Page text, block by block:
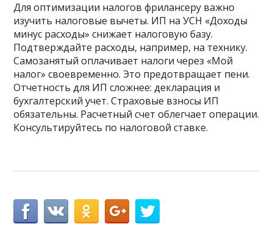
Для оптимизации налогов фрилансеру важно
изучить налоговые вычеты. ИП на УСН «Доходы
минус расходы» снижает налоговую базу.
Подтверждайте расходы, например, на технику.
Самозанятый оплачивает налоги через «Мой
налог» своевременно. Это предотвращает пени.
Отчетность для ИП сложнее: декларация и
бухгалтерский учет. Страховые взносы ИП
обязательны. Расчетный счет облегчает операции.
Консультируйтесь по налоговой ставке.